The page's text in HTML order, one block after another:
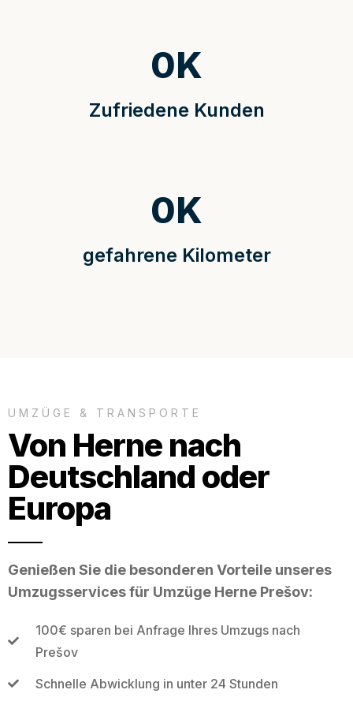
Zufriedene Kunden
0K
gefahrene Kilometer
0K
UMZÜGE & TRANSPORTE
Von Herne nach
Deutschland oder
Europa
Genießen Sie die besonderen Vorteile unseres
Umzugsservices für Umzüge Herne Prešov:
100€ sparen bei Anfrage Ihres Umzugs nach
Prešov
Schnelle Abwicklung in unter 24 Stunden